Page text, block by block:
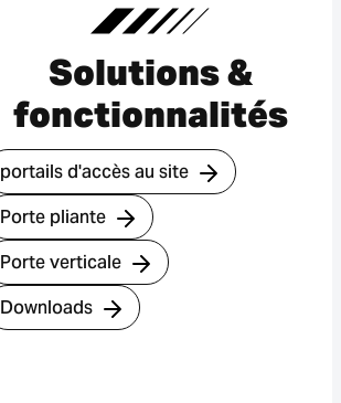
Solutions &
fonctionnalités
portails d'accès au site
Porte pliante
Porte verticale
Downloads